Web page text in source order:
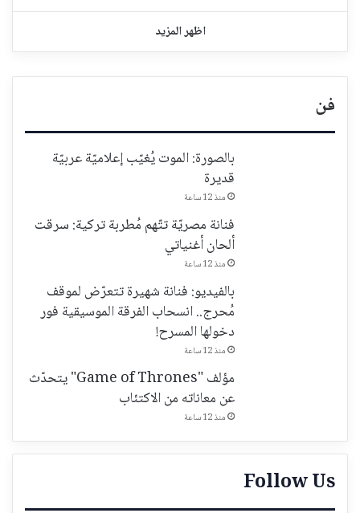
اظهر المزيد
فن
بالصورة: الموت يُغيّب إعلاميّة عربيّة
قديرة
منذ 12 ساعة
فنانة مصريّة تتّهم مُطربة تركية: سرقت
ألحان أغنياتي
منذ 12 ساعة
بالفيديو: فنانة شهيرة تتعرّض لموقف
مُحرج.. انسحاب الفرقة الموسيقية فور
دخولها المسرح!
منذ 12 ساعة
مؤلف "Game of Thrones" يتحدّث
عن معاناته من الاكتئاب
منذ 12 ساعة
Follow Us